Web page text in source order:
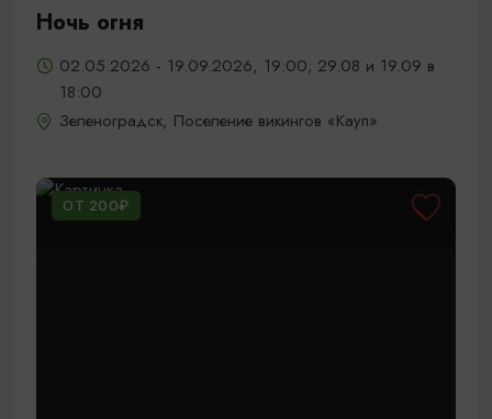
Ночь огня
02.05.2026 - 19.09.2026, 19:00; 29.08 и 19.09 в
18:00
Зеленоградск, Поселение викингов «Кауп»
ОТ 200₽